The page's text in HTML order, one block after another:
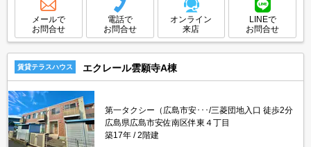
分！。2026年7月末まで家賃3,000円引きキャンペーン。
メールで
お問合せ
電話で
お問合せ
オンライン
来店
LINEで
お問合せ
賃貸テラスハウス エクレール雲願寺A棟
第一タクシー（広島市安･･･/三菱団地入口 徒歩2分
広島県広島市安佐南区伴東４丁目
築17年
2階建